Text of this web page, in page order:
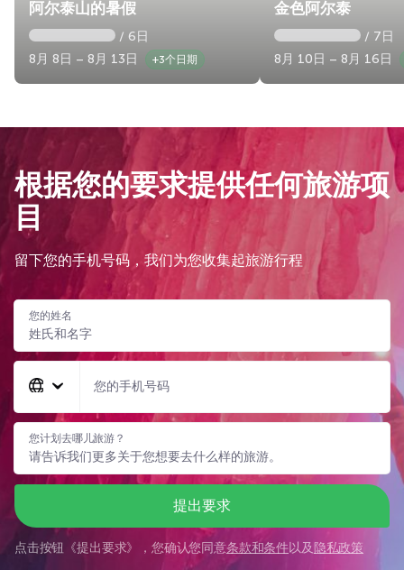
阿尔泰山的暑假
/ 6日
8月 8日 – 8月 13日
+3个日期
金色阿尔泰
/ 7日
8月 10日 – 8月 16日
根据您的要求提供任何旅游项
目
留下您的手机号码，我们为您收集起旅游行程
您的姓名
您的手机号码
您计划去哪儿旅游？
提出要求
点击按钮《提出要求》，您确认您同意条款和条件以及 隐私政策